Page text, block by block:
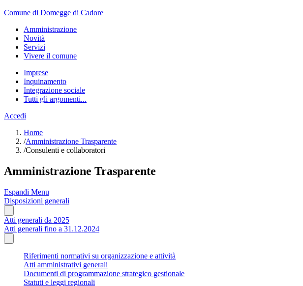
Comune di Domegge di Cadore
Amministrazione
Novità
Servizi
Vivere il comune
Imprese
Inquinamento
Integrazione sociale
Tutti gli argomenti...
Accedi
Home
/Amministrazione Trasparente
/Consulenti e collaboratori
Amministrazione Trasparente
Espandi Menu
Disposizioni generali
Atti generali da 2025
Atti generali fino a 31.12.2024
Riferimenti normativi su organizzazione e attività
Atti amministrativi generali
Documenti di programmazione strategico gestionale
Statuti e leggi regionali